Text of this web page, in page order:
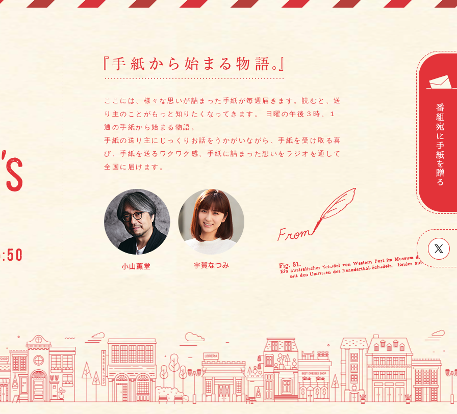
ここには、様々な思いが詰まった手紙が毎週届きます。 読むと、送
り主のことがもっと知りたくなってきます。
日曜の午後３時、１
通の手紙から始まる物語。
手紙の送り主にじっくりお話をうかがいながら、手紙を受け取る喜
び、手紙を送るワクワク感、 手紙に詰まった想いをラジオを通して
全国に届けます。